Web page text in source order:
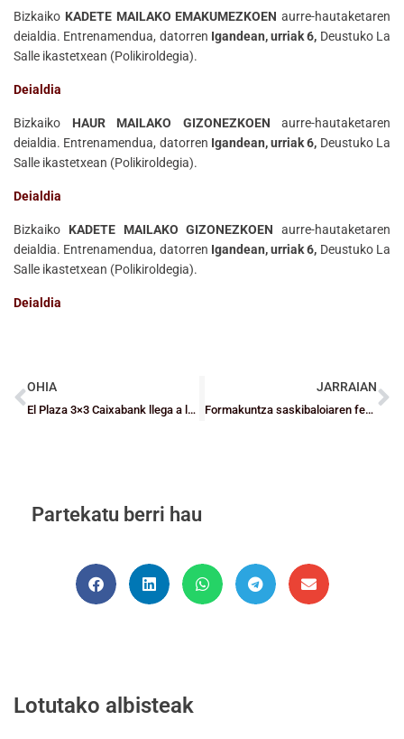
Bizkaiko KADETE MAILAKO EMAKUMEZKOEN aurre-hautaketaren
deialdia. Entrenamendua, datorren Igandean, urriak 6, Deustuko La
Salle ikastetxean (Polikiroldegia).
Deialdia
Bizkaiko HAUR MAILAKO GIZONEZKOEN aurre-hautaketaren
deialdia. Entrenamendua, datorren Igandean, urriak 6, Deustuko La
Salle ikastetxean (Polikiroldegia).
Deialdia
Bizkaiko KADETE MAILAKO GIZONEZKOEN aurre-hautaketaren
deialdia. Entrenamendua, datorren Igandean, urriak 6, Deustuko La
Salle ikastetxean (Polikiroldegia).
Deialdia
OHIA
El Plaza 3×3 Caixabank llega a la explanada del Guggenheim de Bilbao
JARRAIAN
Formakuntza saskibaloiaren festa bueltan da: BBK UP 2019
Partekatu berri hau
Lotutako albisteak